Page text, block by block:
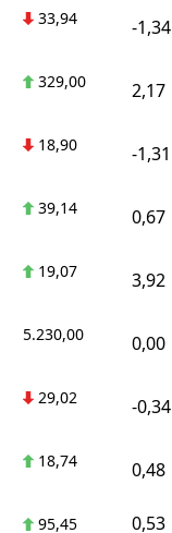
33,94 -1,34
329,00 2,17
18,90 -1,31
39,14 0,67
19,07 3,92
5.230,00 0,00
29,02 -0,34
18,74 0,48
95,45 0,53